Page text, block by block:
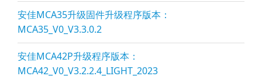
安佳MCA35升级固件升级程序版本：
MCA35_V0_V3.3.0.2
安佳MCA42P升级程序版本：
MCA42_V0_V3.2.2.4_LIGHT_2023